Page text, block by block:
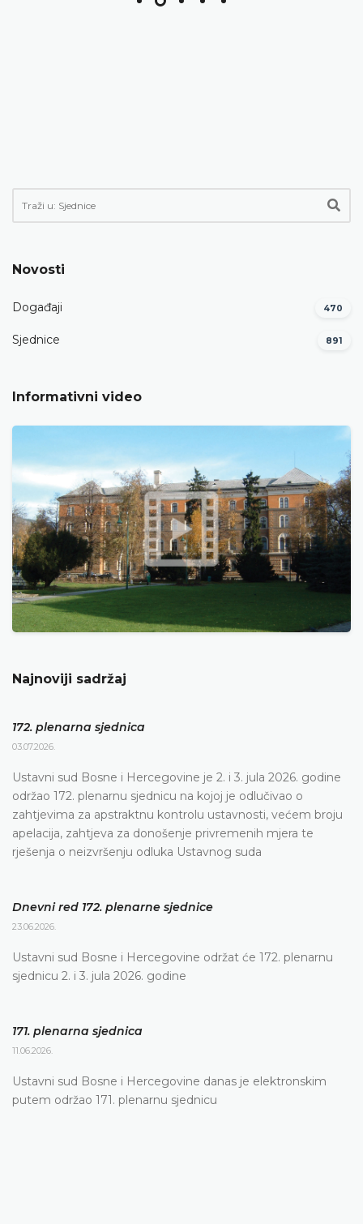
Novosti
Događaji 470
Sjednice 891
Informativni video
Najnoviji sadržaj
172. plenarna sjednica
03.07.2026.
Ustavni sud Bosne i Hercegovine je 2. i 3. jula 2026. godine
održao 172. plenarnu sjednicu na kojoj je odlučivao o
zahtjevima za apstraktnu kontrolu ustavnosti, većem broju
apelacija, zahtjeva za donošenje privremenih mjera te
rješenja o neizvršenju odluka Ustavnog suda
Dnevni red 172. plenarne sjednice
23.06.2026.
Ustavni sud Bosne i Hercegovine održat će 172. plenarnu
sjednicu 2. i 3. jula 2026. godine
171. plenarna sjednica
11.06.2026.
Ustavni sud Bosne i Hercegovine danas je elektronskim
putem održao 171. plenarnu sjednicu